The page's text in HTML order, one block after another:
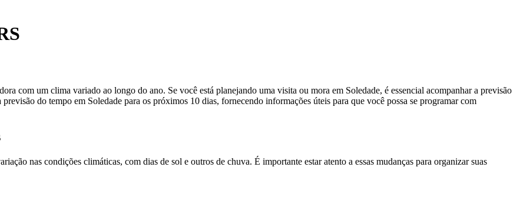
com um clima variado ao longo do ano. Se você está planejando uma visita ou mora em Soledade, é essencial acompanhar a previsão
do tempo em Soledade para os próximos 10 dias, fornecendo informações úteis para que você possa se programar com
nas condições climáticas, com dias de sol e outros de chuva. É importante estar atento a essas mudanças para organizar suas